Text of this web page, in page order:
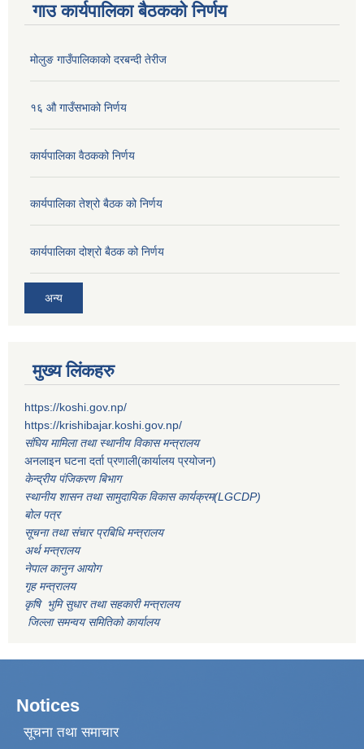
गाउ कार्यपालिका बैठकको निर्णय
मोलुङ गाउँपालिकाको दरबन्दी तेरीज
१६ औ गाउँसभाको निर्णय
कार्यपालिका वैठकको निर्णय
कार्यपालिका तेश्रो बैठक को निर्णय
कार्यपालिका दोश्रो बैठक को निर्णय
अन्य
मुख्य लिंकहरु
https://koshi.gov.np/
https://krishibajar.koshi.gov.np/
संघिय मामिला तथा स्थानीय विकास मन्त्रालय
अनलाइन घटना दर्ता प्रणाली(कार्यालय प्रयोजन)
केन्द्रीय पंजिकरण बिभाग
स्थानीय शासन तथा सामुदायिक विकास कार्यक्रम(LGCDP)
बोल पत्र
सूचना तथा संचार प्रबिधि मन्त्रालय
अर्थ मन्त्रालय
नेपाल कानुन आयोग
गृह मन्त्रालय
कृषि भुमि सुधार तथा सहकारी मन्त्रालय
जिल्ला समन्वय समितिको कार्यालय
Notices
सूचना तथा समाचार